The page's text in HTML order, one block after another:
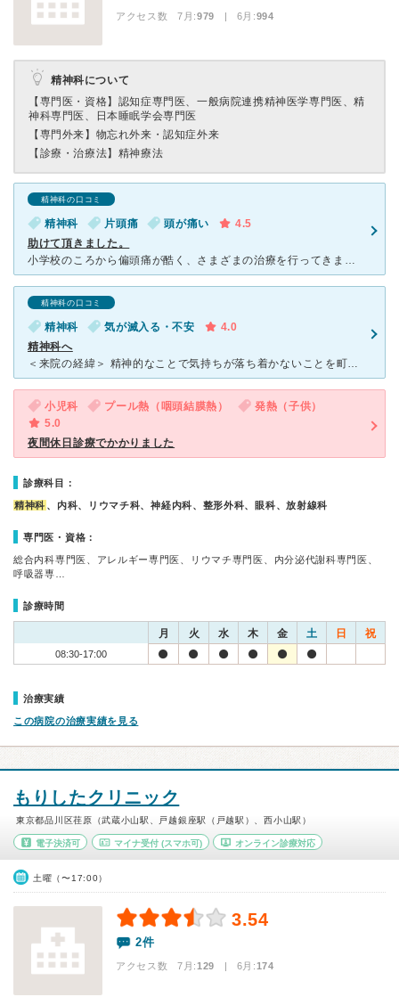
アクセス数 7月:979 | 6月:994
精神科について
【専門医・資格】 認知症専門医、一般病院連携精神医学専門医、精
神科専門医、日本睡眠学会専門医
【専門外来】 物忘れ外来・認知症外来
【診療・治療法】 精神療法
精神科の口コミ
精神科 片頭痛 頭が痛い
4.5
助けて頂きました。
小学校のころから偏頭痛が酷く、さまざまの治療を行ってきました。 大学病院にもいくつか伺い、MRI・CTの検査もしました。気功・針・灸などの東洋医学にも頼りました。 結果的に昭和の頭痛外来を訪れ、そ
精神科の口コミ
精神科 気が滅入る・不安
4.0
精神科へ
＜来院の経緯＞ 精神的なことで気持ちが落ち着かないことを町医者に行ったら、紹介状を書いてくれました。 ＜診察までの道程＞ まず大学病院ということもありいろんな科がありましたが、受付の方が
小児科 プール熱（咽頭結膜熱）
発熱（子供）
5.0
夜間休日診療でかかりました
診療科目：
精神科 、内科、リウマチ科、神経内科、整形外科、眼科、放射線科
専門医・資格：
総合内科専門医、アレルギー専門医、リウマチ専門医、内分泌代謝科専門医、
呼吸器専…
診療時間
月 火 水 木 金 土 日 祝
08:30-17:00
治療実績
この病院の治療実績を見る
もりしたクリニック
東京都品川区荏原（武蔵小山駅、戸越銀座駅（戸越駅）、西小山駅）
電子決済可 マイナ受付(スマホ可) オンライン診療対応
土曜（〜17:00）
3.54
2件
アクセス数 7月:129 | 6月:174